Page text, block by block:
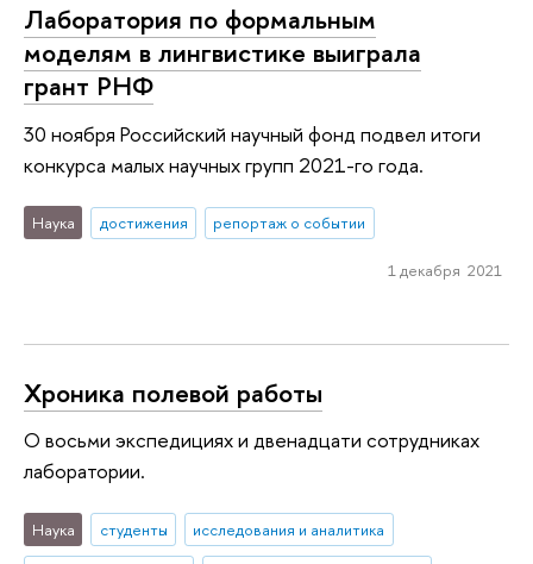
Лаборатория по формальным
моделям в лингвистике выиграла
грант РНФ
30 ноября Российский научный фонд подвел итоги
конкурса малых научных групп 2021-го года.
Наука достижения репортаж о событии
1 декабря 2021
Хроника полевой работы
О восьми экспедициях и двенадцати сотрудниках
лаборатории.
Наука студенты
исследования и аналитика